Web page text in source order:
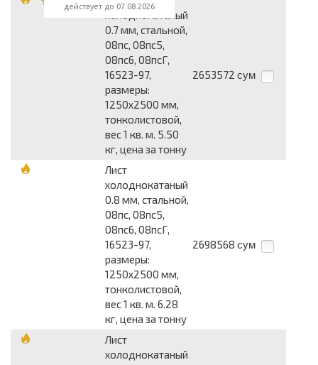
холоднокатаный
0.7 мм, стальной,
08пс, 08пс5,
08пс6, 08псГ,
16523-97,
размеры:
1250x2500 мм,
тонколистовой,
вес 1 кв. м. 5.50
кг, цена за тонну
2653572 сум
Лист
холоднокатаный
0.8 мм, стальной,
08пс, 08пс5,
08пс6, 08псГ,
16523-97,
размеры:
1250x2500 мм,
тонколистовой,
вес 1 кв. м. 6.28
кг, цена за тонну
2698568 сум
Лист
холоднокатаный
действует до 07.08.2026